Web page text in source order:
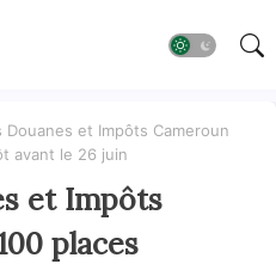
Douanes et Impôts Cameroun
avant le 26 juin
et Impôts
places